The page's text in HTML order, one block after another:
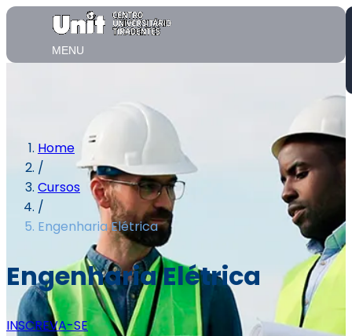
MENU
Home
/
Cursos
/
Engenharia Elétrica
Engenharia Elétrica
INSCREVA-SE